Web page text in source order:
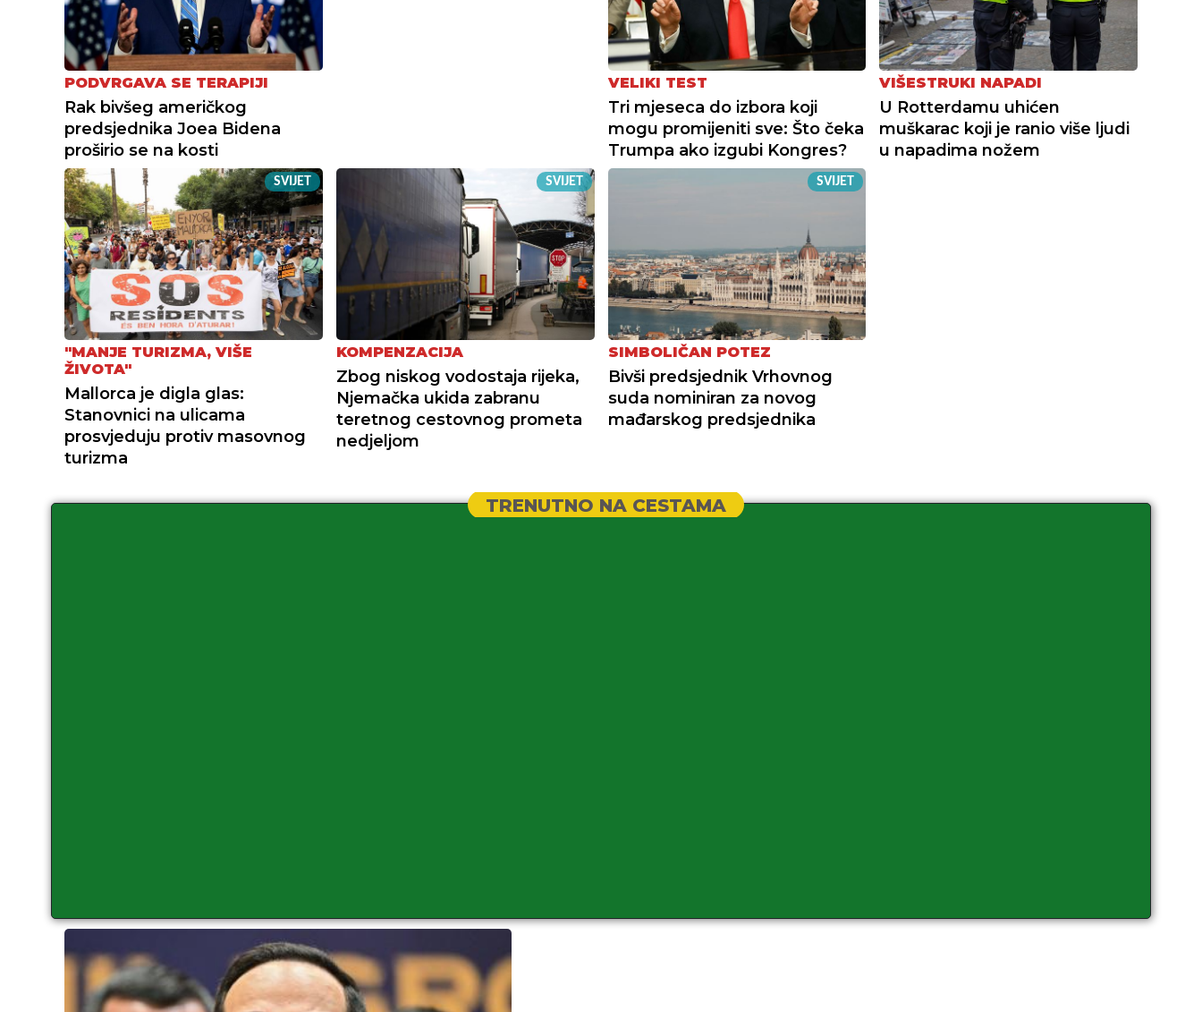
PODVRGAVA SE TERAPIJI
Rak bivšeg američkog
predsjednika Joea Bidena
proširio se na kosti
VELIKI TEST
Tri mjeseca do izbora koji
mogu promijeniti sve: Što čeka
Trumpa ako izgubi Kongres?
VIŠESTRUKI NAPADI
U Rotterdamu uhićen
muškarac koji je ranio više ljudi
u napadima nožem
SVIJET
"MANJE TURIZMA, VIŠE
ŽIVOTA"
Mallorca je digla glas:
Stanovnici na ulicama
prosvjeduju protiv masovnog
turizma
SVIJET
KOMPENZACIJA
Zbog niskog vodostaja rijeka,
Njemačka ukida zabranu
teretnog cestovnog prometa
nedjeljom
SVIJET
SIMBOLIČAN POTEZ
Bivši predsjednik Vrhovnog
suda nominiran za novog
mađarskog predsjednika
TRENUTNO NA CESTAMA